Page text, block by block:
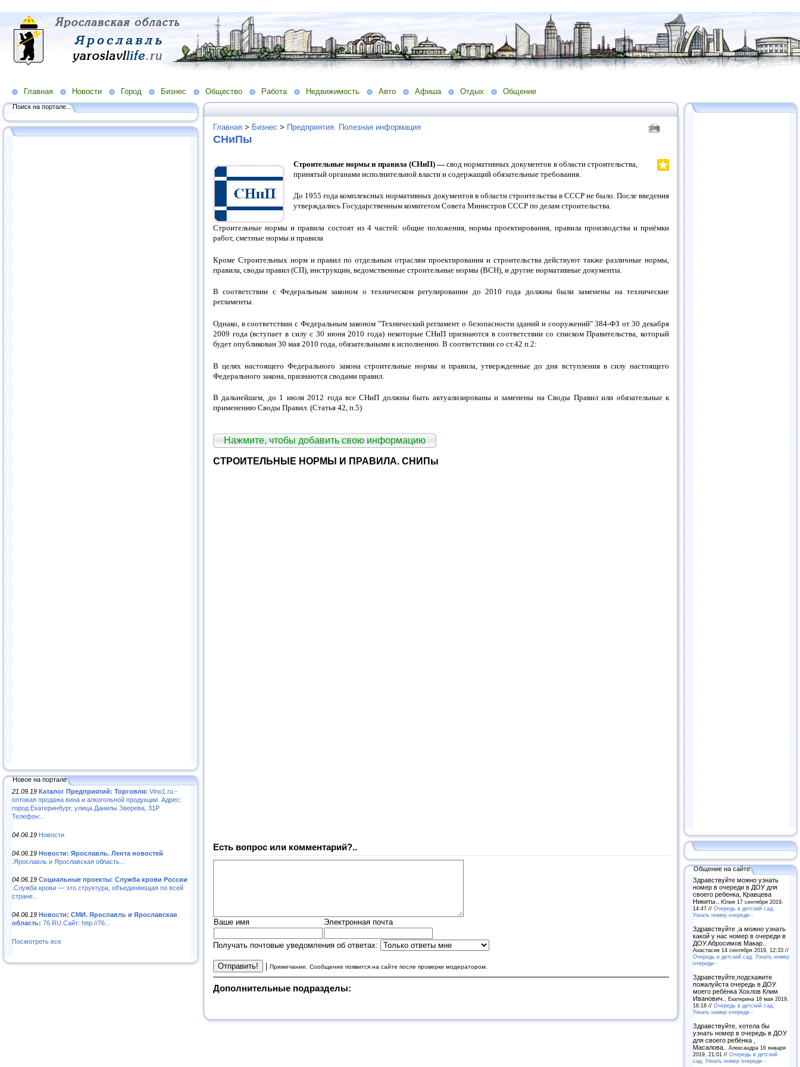
Главная Новости Город Бизнес Общество Работа Недвижимость Авто Афиша Отдых Общение
Поиск на портале...
Новое на портале
21.09.19 Каталог Предприятий: Торговля: Vino1.ru -
оптовая продажа вина и алкогольной продукции. Адрес:
город Екатеринбург, улица Данилы Зверева, 31Р
Телефон:..
04.06.19 Новости
04.06.19 Новости: Ярославль. Лента новостей
.Ярославль и Ярославская область...
04.06.19 Социальные проекты: Служба крови России
.Служба крови — это структура, объединяющая по всей
стране..
04.06.19 Новости: СМИ. Ярославль и Ярославская
область: 76.RU.Сайт: http://76...
Посмотреть все
Главная > Бизнес > Предприятия. Полезная информация
СНиПы
Строительные нормы и правила (СНиП) —свод нормативных документов в области строительства,
принятый органами исполнительной власти и содержащий обязательные требования.
До 1955 года комплексных нормативных документов в области строительства в СССР не было. После введения
утверждались Государственным комитетом Совета Министров СССР по делам строительства.
Строительные нормы и правила состоят из 4 частей:общие положения,нормы проектирования, правила производства и приёмки
работ, сметные нормы и правила
Кроме Строительных норм и правил по отдельным отраслям проектирования и строительства действуют также различные нормы,
правила, своды правил (СП), инструкции, ведомственные строительные нормы (ВСН), и другие нормативные документы.
В соответствии с Федеральным законом о техническом регулировании до 2010 года должны были заменены на технические
регламенты.
Однако, в соответствии с Федеральным законом "Технический регламент о безопасности зданий и сооружений" 384-ФЗ от 30 декабря
2009 года (вступает в силу с 30 июня 2010 года) некоторые СНиП признаются в соответствии со списком Правительства, который
будет опубликован 30 мая 2010 года, обязательными к исполнению. В соответствии со ст.42 п.2:
В целях настоящего Федерального закона строительные нормы и правила, утвержденные до дня вступления в силу настоящего
Федерального закона, признаются сводами правил.
В дальнейшем, до 1 июля 2012 года все СНиП должны быть актуализированы и заменены на Своды Правил или обязательные к
применению Своды Правил. (Статья 42, п.5)
Нажмите, чтобы добавить свою информацию
СТРОИТЕЛЬНЫЕ НОРМЫ И ПРАВИЛА. СНИПы
Есть вопрос или комментарий?..
Ваше имя Электронная почта
Получать почтовые уведомления об ответах:
Примечание. Сообщение появится на сайте после проверки модератором.
Дополнительные подразделы:
Общение на сайте
Здравствуйте можно узнать
номер в очереди в ДОУ для
своего ребенка, Кравцева
Никиты.. Юлия 17 сентября 2019,
14:47 // Очередь в детский сад.
Узнать номер очереди -
Здравствуйте ,а можно узнать
какой у нас номер в очереди в
ДОУ.Абросимов Макар..
Анастасия 14 сентября 2019, 12:33 //
Очередь в детский сад. Узнать номер
очереди -
Здравствуйте,подскажите
пожалуйста очередь в ДОУ
моего ребёнка Хохлов Клим
Иванович.. Екатерина 18 мая 2019,
16:18 // Очередь в детский сад.
Узнать номер очереди -
Здравствуйте, хотела бы
узнать номер в очередь в ДОУ
для своего ребёнка ,
Масалова.. Александра 16 января
2019, 21:01 // Очередь в детский
сад. Узнать номер очереди -